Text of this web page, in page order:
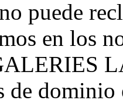
puede
en los
de dominio